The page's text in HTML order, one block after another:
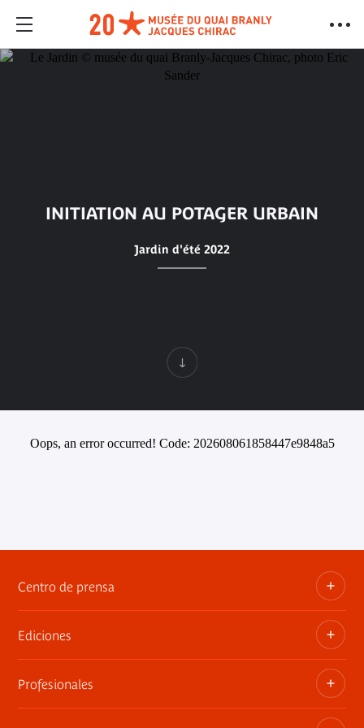
INITIATION AU POTAGER URBAIN
Jardin d'été 2022
Oops, an error occurred! Code: 202608061858447e9848a5
Centro de prensa
Dosieres, comunicados de prensa, anuncios de
exposiciones
Ediciones
Las publicaciones del museo
Profesionales